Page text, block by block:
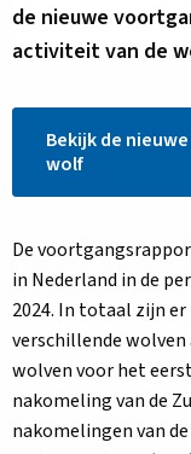
de nieuwe
activiteit van de
Bekijk de
wolfOpen
over
de
wolf
De
in Nederland in de
2024. In totaal zijn er
verschillende
wolven voor het
nakomeling van de
nakomelingen van